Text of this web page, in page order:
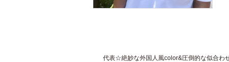
代表☆絶妙な外国人風color&圧倒的な似合わ